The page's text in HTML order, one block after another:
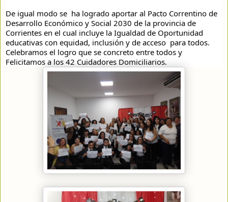
De igual modo se  ha logrado aportar al Pacto Correntino de
Desarrollo Económico y Social 2030 de la provincia de
Corrientes en el cual incluye la Igualdad de Oportunidad
educativas con equidad, inclusión y de acceso  para todos.
Celebramos el logro que se concreto entre todos y
Felicitamos a los 42 Cuidadores Domiciliarios.